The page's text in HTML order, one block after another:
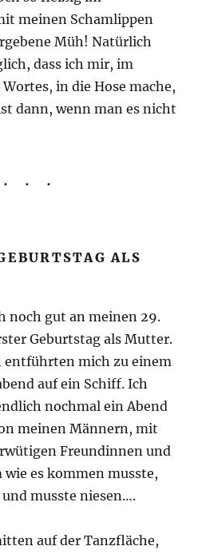
meinen Schamlippen
Müh! Natürlich
dass ich mir, im
in die Hose mache,
dann, wenn man es nicht
ALS
noch gut an meinen 29.
Geburtstag als Mutter.
entführten mich zu einem
auf ein Schiff. Ich
nochmal ein Abend
meinen Männern, mit
Freundinnen und
wie es kommen musste,
musste niesen….
auf der Tanzfläche,